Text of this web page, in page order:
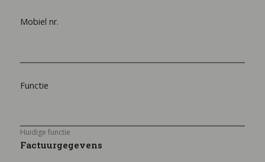
Mobiel nr.
Functie
Huidige functie
Factuurgegevens